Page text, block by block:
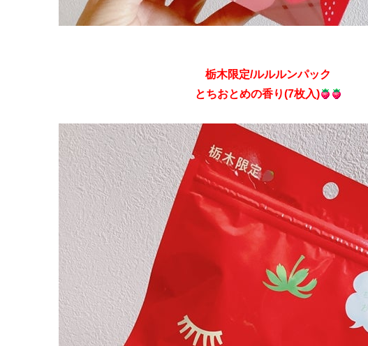
栃木限定/ルルルンパック
とちおとめの香り(7枚入)